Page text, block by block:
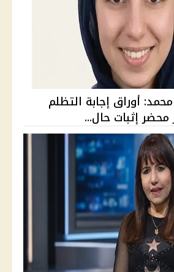
ريم محمد: أوراق إجابة التظلم
إثبات حال...